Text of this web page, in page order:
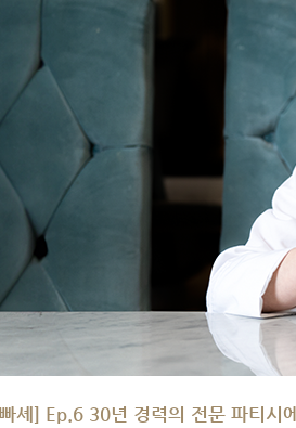
셰] Ep.6 30년 경력의 전문 파티시